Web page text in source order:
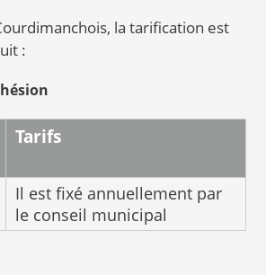
la tarification est
:
Tarifs
Il est fixé annuellement par
le conseil municipal